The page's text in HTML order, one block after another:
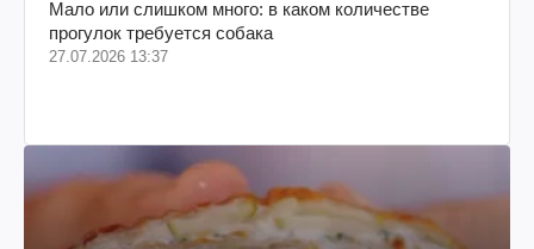
Мало или слишком много: в каком количестве
прогулок требуется собака
27.07.2026 13:37